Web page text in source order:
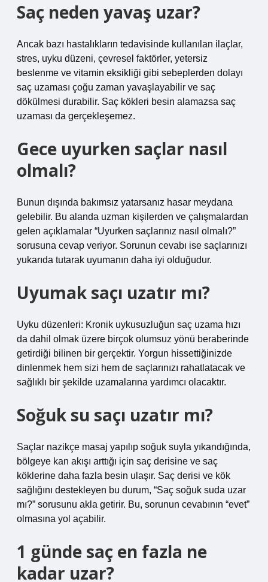
Saç neden yavaş uzar?
Ancak bazı hastalıkların tedavisinde kullanılan ilaçlar,
stres, uyku düzeni, çevresel faktörler, yetersiz
beslenme ve vitamin eksikliği gibi sebeplerden dolayı
saç uzaması çoğu zaman yavaşlayabilir ve saç
dökülmesi durabilir. Saç kökleri besin alamazsa saç
uzaması da gerçekleşemez.
Gece uyurken saçlar nasıl
olmalı?
Bunun dışında bakımsız yatarsanız hasar meydana
gelebilir. Bu alanda uzman kişilerden ve çalışmalardan
gelen açıklamalar “Uyurken saçlarınız nasıl olmalı?”
sorusuna cevap veriyor. Sorunun cevabı ise saçlarınızı
yukarıda tutarak uyumanın daha iyi olduğudur.
Uyumak saçı uzatır mı?
Uyku düzenleri: Kronik uykusuzluğun saç uzama hızı
da dahil olmak üzere birçok olumsuz yönü beraberinde
getirdiği bilinen bir gerçektir. Yorgun hissettiğinizde
dinlenmek hem sizi hem de saçlarınızı rahatlatacak ve
sağlıklı bir şekilde uzamalarına yardımcı olacaktır.
Soğuk su saçı uzatır mı?
Saçlar nazikçe masaj yapılıp soğuk suyla yıkandığında,
bölgeye kan akışı arttığı için saç derisine ve saç
köklerine daha fazla besin ulaşır. Saç derisi ve kök
sağlığını destekleyen bu durum, “Saç soğuk suda uzar
mı?” sorusunu akla getirir. Bu, sorunun cevabının “evet”
olmasına yol açabilir.
1 günde saç en fazla ne
kadar uzar?